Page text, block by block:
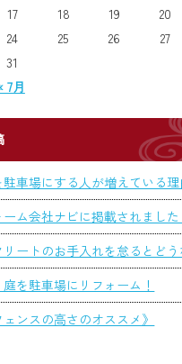
7月
17 18 19 20
24 25 26 27
31
車場にする人が増えている理
ム会社ナビに掲載されました
ートのお手入れを怠るとどう
庭を駐車場にリフォーム！
ェンスの高さのオススメ》